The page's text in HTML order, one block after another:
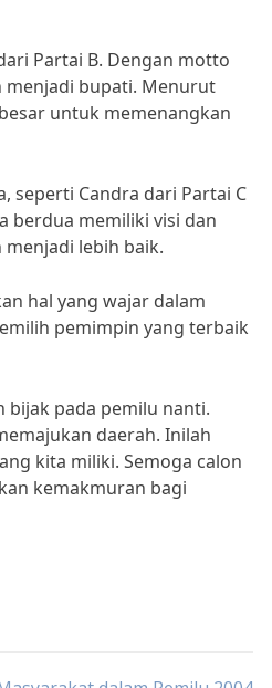
Partai B. Dengan motto
menjadi bupati. Menurut
untuk memenangkan
seperti Candra dari Partai C
berdua memiliki visi dan
lebih baik.
hal yang wajar dalam
pemimpin yang terbaik
bijak pada pemilu nanti.
daerah. Inilah
kita miliki. Semoga calon
kemakmuran bagi